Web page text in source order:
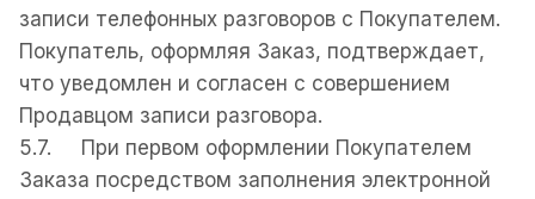
записи телефонных разговоров с Покупателем.
Покупатель, оформляя Заказ, подтверждает,
что уведомлен и согласен с совершением
Продавцом записи разговора.
5.7. При первом оформлении Покупателем
Заказа посредством заполнения электронной